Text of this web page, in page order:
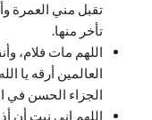
تقبل مني العمرة
تأخر منها.
اللهم مات فلام،
العالمين أرقه يا
الجزاء الحسن في
اللهم إني نيت أن